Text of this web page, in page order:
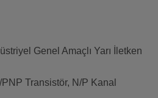
Genel Amaçlı Yarı İletken
Transistör, N/P Kanal